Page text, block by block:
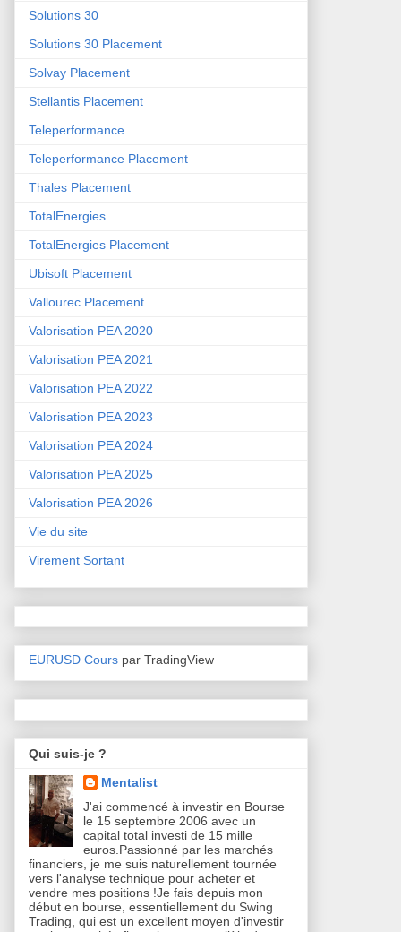
Solutions 30
Solutions 30 Placement
Solvay Placement
Stellantis Placement
Teleperformance
Teleperformance Placement
Thales Placement
TotalEnergies
TotalEnergies Placement
Ubisoft Placement
Vallourec Placement
Valorisation PEA 2020
Valorisation PEA 2021
Valorisation PEA 2022
Valorisation PEA 2023
Valorisation PEA 2024
Valorisation PEA 2025
Valorisation PEA 2026
Vie du site
Virement Sortant
EURUSD Cours par TradingView
Qui suis-je ?
Mentalist
J'ai commencé à investir en Bourse
le 15 septembre 2006 avec un
capital total investi de 15 mille
euros.Passionné par les marchés
financiers, je me suis naturellement tournée
vers l'analyse technique pour acheter et
vendre mes positions !Je fais depuis mon
début en bourse, essentiellement du Swing
Trading, qui est un excellent moyen d'investir